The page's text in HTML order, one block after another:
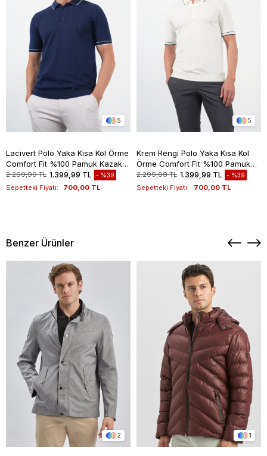
5
Lacivert Polo Yaka Kısa Kol Örme
Comfort Fit %100 Pamuk Kazak
1012260151
2.299,99 TL 1.399,99 TL %39
Sepetteki Fiyatı: 700,00 TL
5
Krem Rengi Polo Yaka Kısa Kol
Örme Comfort Fit %100 Pamuk
Kazak 1012260151
2.299,99 TL 1.399,99 TL %39
Sepetteki Fiyatı: 700,00 TL
Benzer Ürünler
2 1